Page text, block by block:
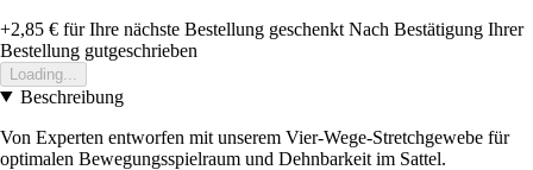
+2,85 € für Ihre nächste Bestellung geschenkt Nach Bestätigung Ihrer
Bestellung gutgeschrieben
Loading...
Beschreibung
Von Experten entworfen mit unserem Vier-Wege-Stretchgewebe für
optimalen Bewegungsspielraum und Dehnbarkeit im Sattel.